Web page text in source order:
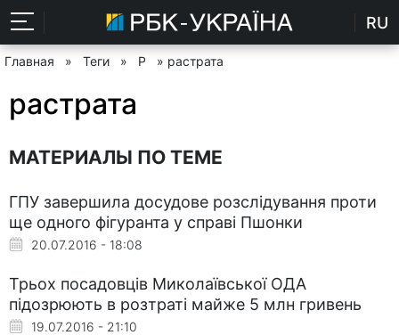
RU
Главная » Теги » Р » растрата
растрата
МАТЕРИАЛЫ ПО ТЕМЕ
ГПУ завершила досудове розслідування проти
ще одного фігуранта у справі Пшонки
20.07.2016 - 18:08
Трьох посадовців Миколаївської ОДА
підозрюють в розтраті майже 5 млн гривень
19.07.2016 - 21:10